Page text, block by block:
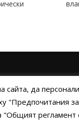
НАЧИНИ НА ПЛАЩАНЕ
сайта, да
"Предпочитания
"Общият